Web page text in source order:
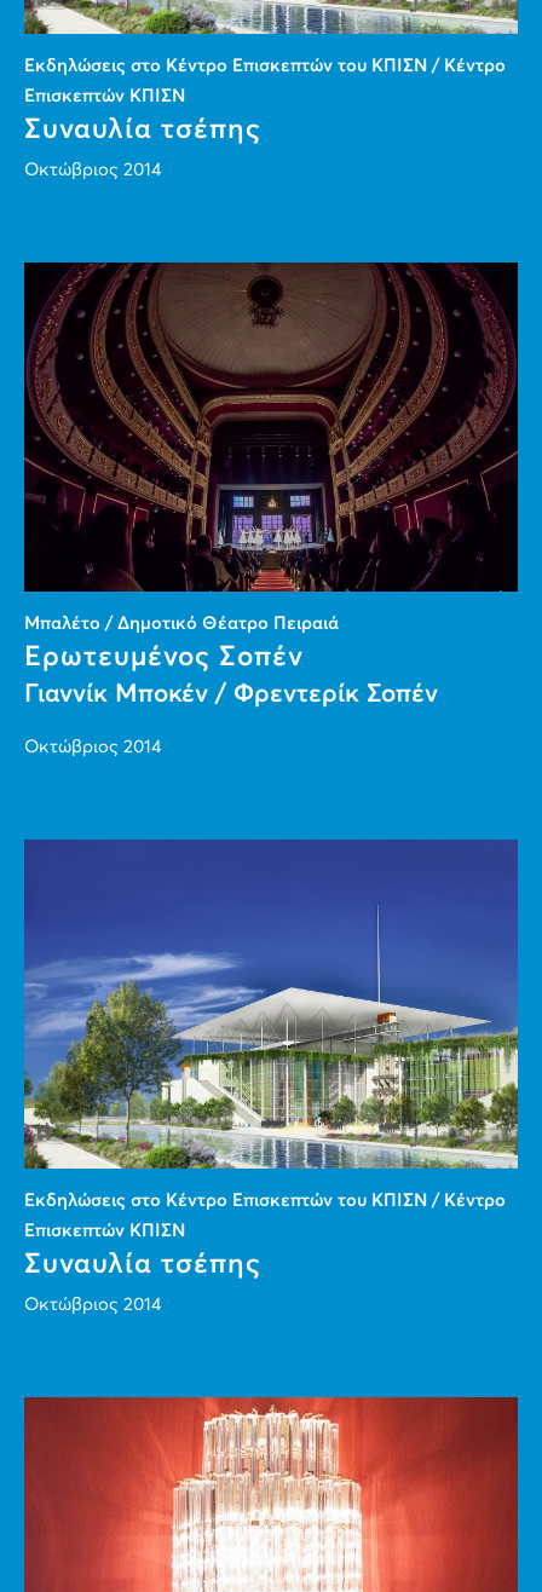
Εκδηλώσεις στο Κέντρο Επισκεπτών του ΚΠΙΣΝ / Κέντρο
Επισκεπτών ΚΠΙΣΝ
Συναυλία τσέπης
Οκτώβριος 2014
Μπαλέτο / Δημοτικό Θέατρο Πειραιά
Ερωτευμένος Σοπέν
Γιαννίκ Μποκέν / Φρεντερίκ Σοπέν
Οκτώβριος 2014
Εκδηλώσεις στο Κέντρο Επισκεπτών του ΚΠΙΣΝ / Κέντρο
Επισκεπτών ΚΠΙΣΝ
Συναυλία τσέπης
Οκτώβριος 2014